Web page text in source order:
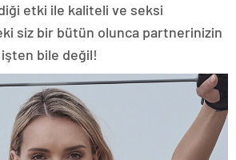
etki ile kaliteli ve seksi
siz bir bütün olunca partnerinizin
işten bile değil!